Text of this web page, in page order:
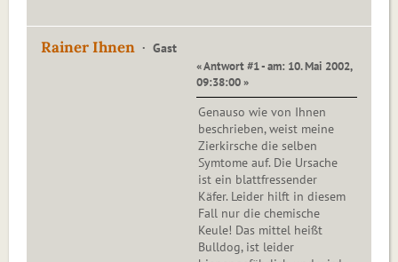
Rainer Ihnen Gast
« Antwort #1 - am: 10. Mai 2002,
09:38:00 »
Genauso wie von Ihnen
beschrieben, weist meine
Zierkirsche die selben
Symtome auf. Die Ursache
ist ein blattfressender
Käfer. Leider hilft in diesem
Fall nur die chemische
Keule! Das mittel heißt
Bulldog, ist leider